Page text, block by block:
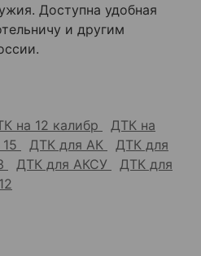
Доступна удобная
и другим
на 12 калибр
ДТК на
ДТК для АК
ДТК для
ДТК для АКСУ
ДТК для